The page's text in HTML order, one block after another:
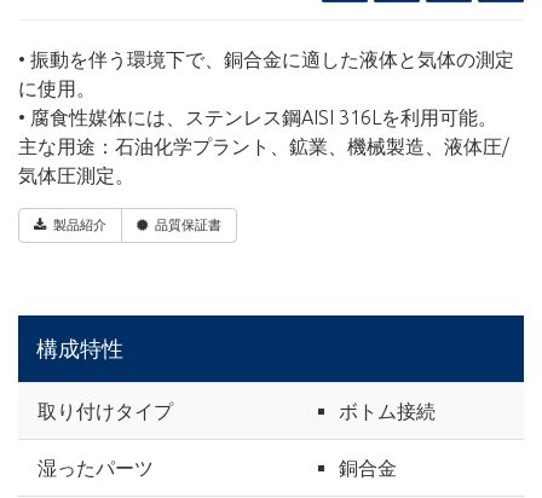
• 振動を伴う環境下で、銅合金に適した液体と気体の測定
に使用。
• 腐食性媒体には、ステンレス鋼AISI 316Lを利用可能。
主な用途：石油化学プラント、鉱業、機械製造、液体圧/
気体圧測定。
製品紹介 品質保証書
構成特性
取り付けタイプ ボトム接続
湿ったパーツ 銅合金